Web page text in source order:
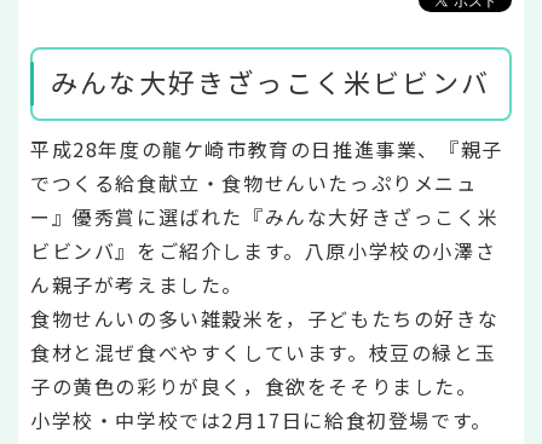
みんな大好きざっこく米ビビンバ
平成28年度の龍ケ崎市教育の日推進事業、『親子
でつくる給食献立・食物せんいたっぷりメニュ
ー』優秀賞に選ばれた『みんな大好きざっこく米
ビビンバ』をご紹介します。八原小学校の小澤さ
ん親子が考えました。
食物せんいの多い雑穀米を，子どもたちの好きな
食材と混ぜ食べやすくしています。枝豆の緑と玉
子の黄色の彩りが良く，食欲をそそりました。
小学校・中学校では2月17日に給食初登場です。